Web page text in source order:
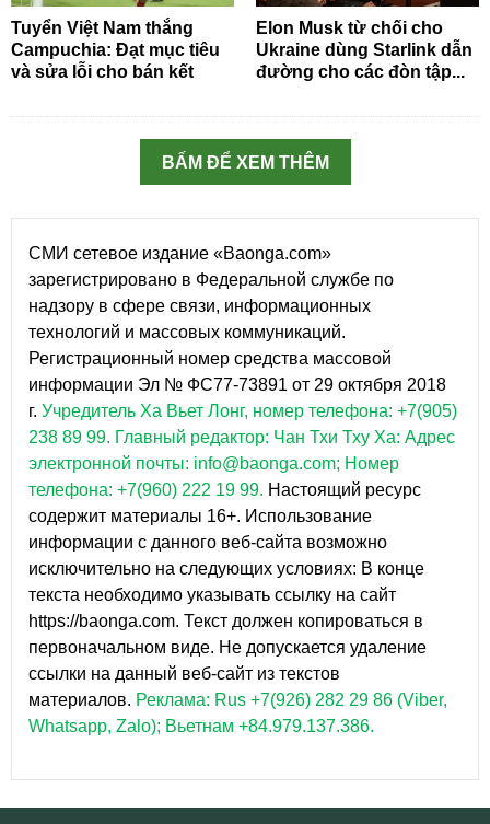
Tuyển Việt Nam thắng
Campuchia: Đạt mục tiêu
và sửa lỗi cho bán kết
Elon Musk từ chối cho
Ukraine dùng Starlink dẫn
đường cho các đòn tập...
BẤM ĐỂ XEM THÊM
СМИ сетевое издание «Baonga.com»
зарегистрировано в Федеральной службе по
надзору в сфере связи, информационных
технологий и массовых коммуникаций.
Регистрационный номер средства массовой
информации Эл № ФС77-73891 от 29 октября 2018
г. Учредитель Ха Вьет Лонг, номер телефона: +7(905)
238 89 99. Главный редактор: Чан Тхи Тху Ха: Адрес
электронной почты: info@baonga.com; Номер
телефона: +7(960) 222 19 99. Настоящий ресурс
содержит материалы 16+. Использование
информации с данного веб-сайта возможно
исключительно на следующих условиях: В конце
текста необходимо указывать ссылку на сайт
https://baonga.com. Текст должен копироваться в
первоначальном виде. Не допускается удаление
ссылки на данный веб-сайт из текстов
материалов. Реклама: Rus +7(926) 282 29 86 (Viber,
Whatsapp, Zalo); Вьетнам +84.979.137.386.